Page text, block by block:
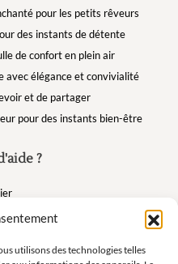
utilisons des technologies telles
?
pour les petits rêveurs
des instants de détente
de confort en plein air
avec élégance et convivialité
et de partager
pour des instants bien-être